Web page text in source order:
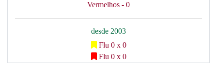
Vermelhos - 0
desde 2003
Flu 0 x 0
Flu 0 x 0